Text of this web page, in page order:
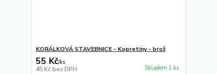
KORÁLKOVÁ STAVEBNICE - Kopretiny - brož
55 Kč/ks
45 Kč bez DPH Skladem 1 ks